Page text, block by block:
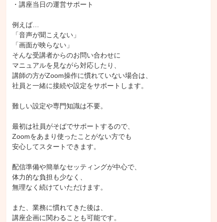
・講座当日の運営サポート
例えば…
「音声が聞こえない」
「画面が映らない」
そんな受講者からのお問い合わせに
マニュアルを見ながら対応したり、
講師の方がZoom操作に慣れていない場合は、
社員と一緒に接続や設定をサポートします。
難しい設定や専門知識は不要。
最初は社員がそばでサポートするので、
Zoomをあまり使ったことがない方でも
安心してスタートできます。
配信準備や簡単なセッティングが中心で、
体力的な負担も少なく、
無理なく続けていただけます。
また、業務に慣れてきた後は、
講座企画に関わることも可能です。